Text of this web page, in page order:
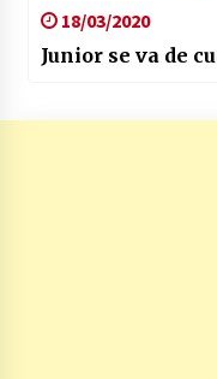
18/03/2020
Junior se va de